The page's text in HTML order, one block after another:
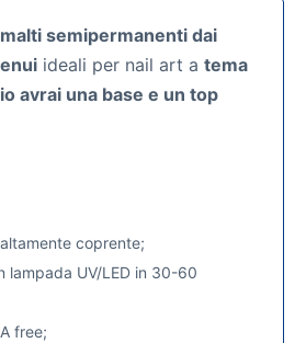
semipermanenti dai
ideali per nail art a tema
avrai una base e un top
coprente;
lampada UV/LED in 30-60
free;